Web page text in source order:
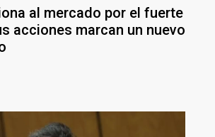
al mercado por el fuerte
acciones marcan un nuevo